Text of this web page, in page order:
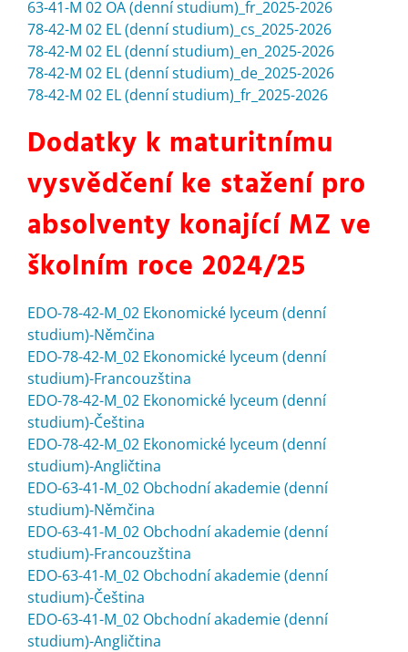
63-41-M 02 OA (denní studium)_fr_2025-2026
78-42-M 02 EL (denní studium)_cs_2025-2026
78-42-M 02 EL (denní studium)_en_2025-2026
78-42-M 02 EL (denní studium)_de_2025-2026
78-42-M 02 EL (denní studium)_fr_2025-2026
Dodatky k maturitnímu
vysvědčení ke stažení pro
absolventy konající MZ ve
školním roce 2024/25
EDO-78-42-M_02 Ekonomické lyceum (denní
studium)-Němčina
EDO-78-42-M_02 Ekonomické lyceum (denní
studium)-Francouzština
EDO-78-42-M_02 Ekonomické lyceum (denní
studium)-Čeština
EDO-78-42-M_02 Ekonomické lyceum (denní
studium)-Angličtina
EDO-63-41-M_02 Obchodní akademie (denní
studium)-Němčina
EDO-63-41-M_02 Obchodní akademie (denní
studium)-Francouzština
EDO-63-41-M_02 Obchodní akademie (denní
studium)-Čeština
EDO-63-41-M_02 Obchodní akademie (denní
studium)-Angličtina